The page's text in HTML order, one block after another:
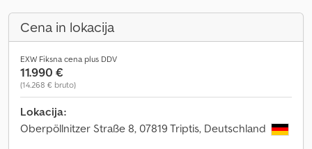
Cena in lokacija
EXW Fiksna cena plus DDV
11.990 €
(14.268 € bruto)
Lokacija:
Oberpöllnitzer Straße 8, 07819 Triptis, Deutschland